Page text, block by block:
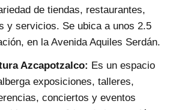
de tiendas, restaurantes,
y servicios. Se ubica a unos 2.5
en la Avenida Aquiles Serdán.
Azcapotzalco: Es un espacio
exposiciones, talleres,
conciertos y eventos